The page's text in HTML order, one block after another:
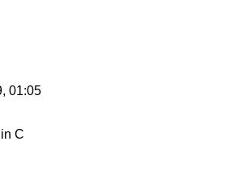
01:05
C